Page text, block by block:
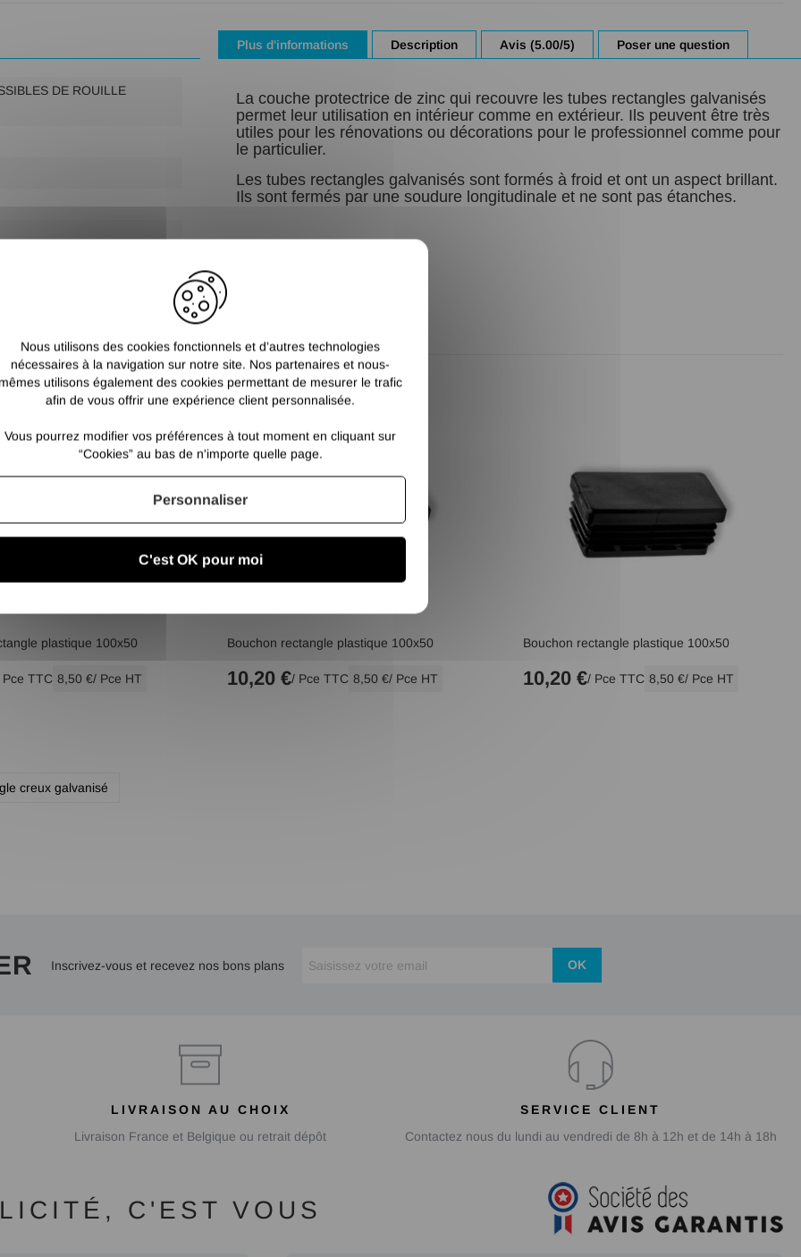
DE ROUILLE
Plus d'informations
La couche protectrice de zinc qui recouvre les tubes rectangles galvanisés
permet leur utilisation en intérieur comme en extérieur. Ils peuvent être très
utiles pour les rénovations ou décorations pour le professionnel comme pour
le particulier.
Les tubes rectangles galvanisés sont formés à froid et ont un aspect brillant.
Ils sont fermés par une soudure longitudinale et ne sont pas étanches.
Description Avis (5.00/5) Poser une question
plastique 100x50
Pce TTC 8,50 €/ Pce HT
Bouchon rectangle plastique 100x50
10,20 €/ Pce TTC 8,50 €/ Pce HT
Bouchon rectangle plastique 100x50
10,20 €/ Pce TTC 8,50 €/ Pce HT
creux galvanisé
Inscrivez-vous et recevez nos bons plans OK
LIVRAISON AU CHOIX
Livraison France et Belgique ou retrait dépôt
SERVICE CLIENT
Contactez nous du lundi au vendredi de 8h à 12h et de 14h à 18h
C'EST VOUS
Nous utilisons des cookies fonctionnels et d’autres technologies
nécessaires à la navigation sur notre site. Nos partenaires et nous-
mêmes utilisons également des cookies permettant de mesurer le trafic
afin de vous offrir une expérience client personnalisée.
Vous pourrez modifier vos préférences à tout moment en cliquant sur
“Cookies” au bas de n'importe quelle page.
C'est OK pour moi
Personnaliser